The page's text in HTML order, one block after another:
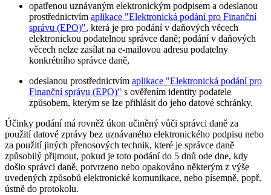
opatřenou uznávaným elektronickým podpisem a odeslanou
prostřednictvím aplikace "Elektronická podání pro Finanční
správu (EPO)", která je pro podání v daňových věcech
elektronickou podatelnou správce daně; podání v daňových
věcech nelze zasílat na e-mailovou adresu podatelny
konkrétního správce daně,
odeslanou prostřednictvím aplikace "Elektronická podání pro
Finanční správu (EPO)" s ověřením identity podatele
způsobem, kterým se lze přihlásit do jeho datové schránky.
Účinky podání má rovněž úkon učiněný vůči správci daně za
použití datové zprávy bez uznávaného elektronického podpisu nebo
za použití jiných přenosových technik, které je správce daně
způsobilý přijmout, pokud je toto podání do 5 dnů ode dne, kdy
došlo správci daně, potvrzeno nebo opakováno některým z výše
uvedených způsobů elektronické komunikace, nebo písemně, popř.
ústně do protokolu.